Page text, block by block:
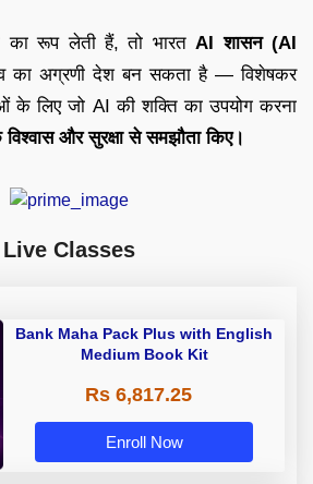
का रूप लेती हैं, तो भारत AI शासन (AI
का अग्रणी देश बन सकता है — विशेषकर
के लिए जो AI की शक्ति का उपयोग करना
विश्वास और सुरक्षा से समझौता किए।
Classes
Bank Maha Pack Plus with English
Medium Book Kit
Rs 6,817.25
Enroll Now